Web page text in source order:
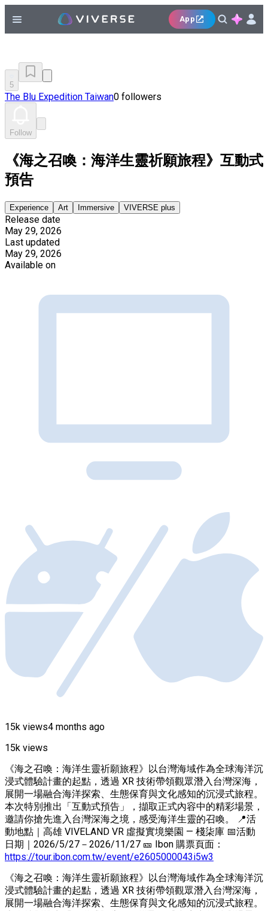
App
5
The Blu Expedition Taiwan0 followers
Follow
《海之召喚：海洋生靈祈願旅程》互動式
預告
Experience Art Immersive VIVERSE plus
Release date
May 29, 2026
Last updated
May 29, 2026
Available on
15k views4 months ago
15k views
《海之召喚：海洋生靈祈願旅程》以台灣海域作為全球海洋沉
浸式體驗計畫的起點，透過 XR 技術帶領觀眾潛入台灣深海，
展開一場融合海洋探索、生態保育與文化感知的沉浸式旅程。
本次特別推出「互動式預告」，擷取正式內容中的精彩場景，
邀請你搶先進入台灣深海之境，感受海洋生靈的召喚。 📍活
動地點｜高雄 VIVELAND VR 虛擬實境樂園 — 棧柒庫 📅活動
日期｜2026/5/27－2026/11/27 🎫 Ibon 購票頁面：
https://tour.ibon.com.tw/event/e2605000043i5w3
《海之召喚：海洋生靈祈願旅程》以台灣海域作為全球海洋沉
浸式體驗計畫的起點，透過 XR 技術帶領觀眾潛入台灣深海，
展開一場融合海洋探索、生態保育與文化感知的沉浸式旅程。